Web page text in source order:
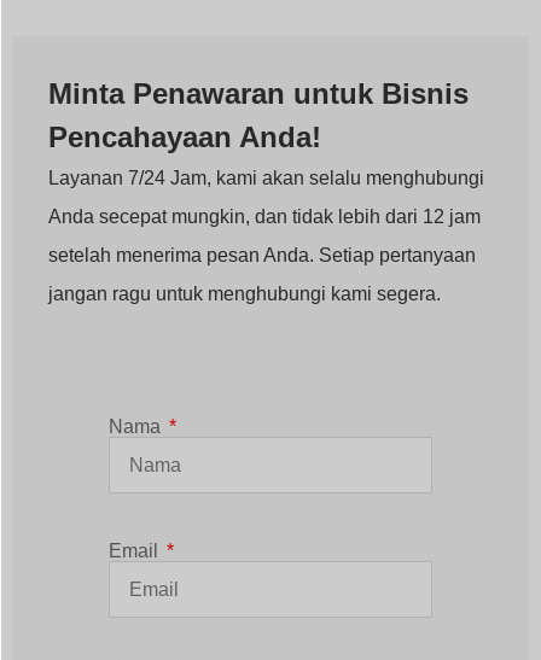
Minta Penawaran untuk Bisnis
Pencahayaan Anda!
Layanan 7/24 Jam, kami akan selalu menghubungi
Anda secepat mungkin, dan tidak lebih dari 12 jam
setelah menerima pesan Anda. Setiap pertanyaan
jangan ragu untuk menghubungi kami segera.
Nama
Email